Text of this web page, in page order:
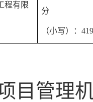
程有限
分
（小写）：
目管理